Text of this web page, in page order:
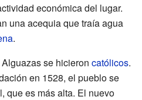
económica del lugar.
una acequia que traía agua
.
se hicieron católicos.
en 1528, el pueblo se
que es más alta. El nuevo